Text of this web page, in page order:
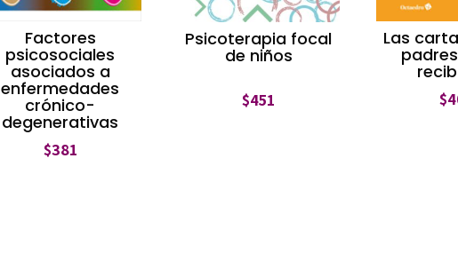
Factores
psicosociales
asociados a
enfermedades
crónico-
degenerativas
$381
Psicoterapia focal
de niños
$451
Las
$